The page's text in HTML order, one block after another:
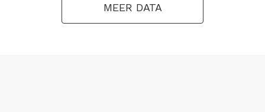
MEER DATA